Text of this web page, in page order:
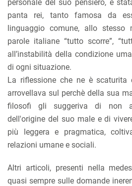
personale del suo pensiero, è
panta rei, tanto famosa da
linguaggio comune, allo stesso
parole italiane “tutto scorre”,
all’instabilità della condizione
di ogni situazione.
La riflessione che ne è scaturita
arrovellava sul perchè della sua
filosofi gli suggeriva di non
dell'origine del suo male e di
più leggera e pragmatica,
relazioni umane e sociali.
Altri articoli, presenti nella
quasi sempre sulle domande